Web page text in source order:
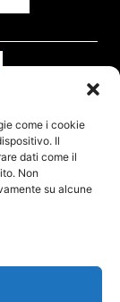
come i cookie
Il
dati come il
Non
su alcune